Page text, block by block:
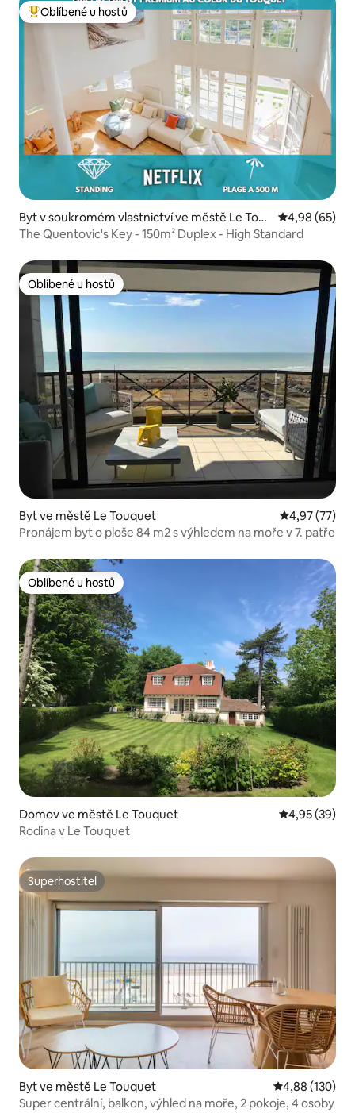
Nejlepší v kategorii Oblíbené u hostů
Oblíbené u hostů
Byt v soukromém vlastnictví ve městě Le Tou
quet
Průměrné
4,98 (65)
The Quentovic's Key - 150m² Duplex - High Standard
Oblíbené u hostů
Oblíbené u hostů
Byt ve městě Le Touquet Průměrné
4,97 (77)
Pronájem byt o ploše 84 m2 s výhledem na moře v 7. patře
Oblíbené u hostů
Oblíbené u hostů
Domov ve městě Le Touquet Průměrné
4,95 (39)
Rodina v Le Touquet
Superhostitel
Superhostitel
Byt ve městě Le Touquet Průměrné
4,88 (130)
Super centrální, balkon, výhled na moře, 2 pokoje, 4 osoby